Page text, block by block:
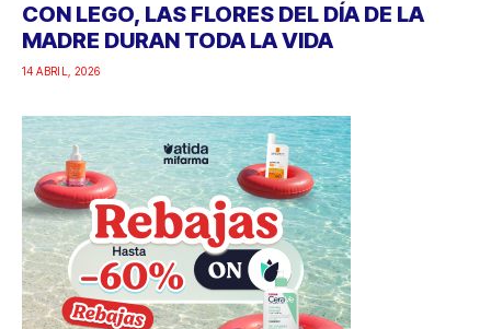
CON LEGO, LAS FLORES DEL DÍA DE LA
MADRE DURAN TODA LA VIDA
14 ABRIL, 2026